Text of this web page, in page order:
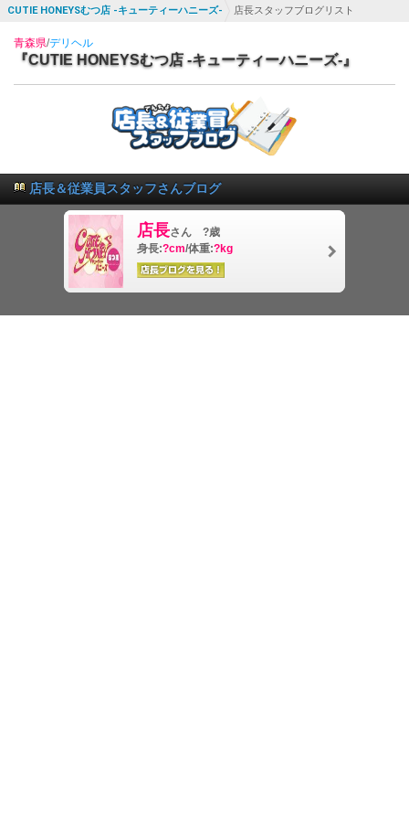
CUTIE HONEYSむつ店 -キューティーハニーズ- 店長スタッフブログリスト
青森県/デリヘル
『CUTIE HONEYSむつ店 -キューティーハニーズ-』
店長＆従業員スタッフさんブログ
店長さん ?歳
身長:?cm/体重:?kg